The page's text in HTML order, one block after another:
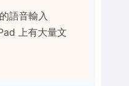
語音輸入
上有大量文